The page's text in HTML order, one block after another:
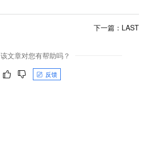
下一篇： LAST
该文章对您有帮助吗？
反馈